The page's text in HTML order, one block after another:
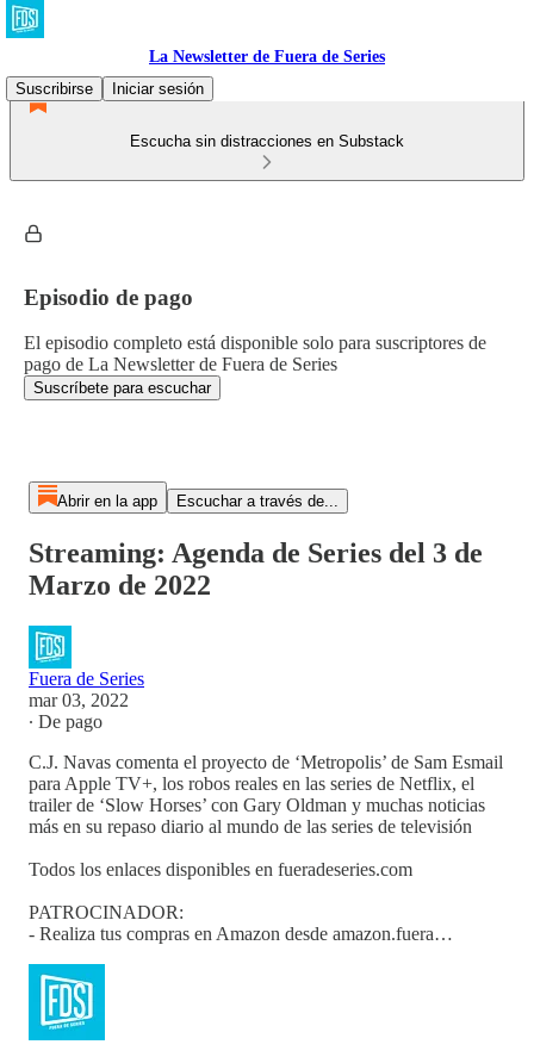
La Newsletter de Fuera de Series
Suscribirse
Iniciar sesión
Escucha sin distracciones en Substack
Episodio de pago
El episodio completo está disponible solo para suscriptores de
pago de La Newsletter de Fuera de Series
Suscríbete para escuchar
Abrir en la app Escuchar a través de...
Streaming: Agenda de Series del 3 de
Marzo de 2022
Fuera de Series
mar 03, 2022
∙ De pago
C.J. Navas comenta el proyecto de ‘Metropolis’ de Sam Esmail
para Apple TV+, los robos reales en las series de Netflix, el
trailer de ‘Slow Horses’ con Gary Oldman y muchas noticias
más en su repaso diario al mundo de las series de televisión
Todos los enlaces disponibles en fueradeseries.com
PATROCINADOR:
- Realiza tus compras en Amazon desde amazon.fuera…